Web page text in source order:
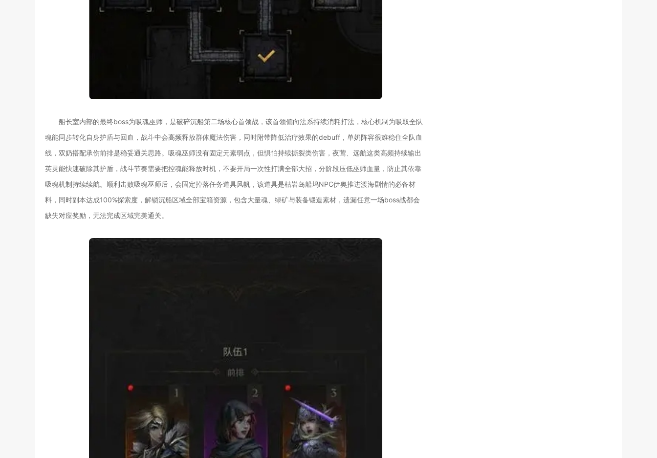
船长室内部的最终boss为吸魂巫师，是破碎沉船第二场核心首领战，该首领偏向法系持续消耗打法，核心机制为吸取全队
魂能同步转化自身护盾与回血，战斗中会高频释放群体魔法伤害，同时附带降低治疗效果的debuff，单奶阵容很难稳住全队血
线，双奶搭配承伤前排是稳妥通关思路。吸魂巫师没有固定元素弱点，但惧怕持续撕裂类伤害，夜莺、远航这类高频持续输出
英灵能快速破除其护盾，战斗节奏需要把控魂能释放时机，不要开局一次性打满全部大招，分阶段压低巫师血量，防止其依靠
吸魂机制持续续航。顺利击败吸魂巫师后，会固定掉落任务道具风帆，该道具是枯岩岛船坞NPC伊奥推进渡海剧情的必备材
料，同时副本达成100%探索度，解锁沉船区域全部宝箱资源，包含大量魂、绿矿与装备锻造素材，遗漏任意一场boss战都会
缺失对应奖励，无法完成区域完美通关。